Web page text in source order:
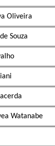
Oliveira
Souza
Watanabe